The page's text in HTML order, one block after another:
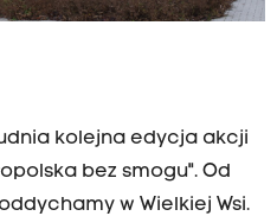
kolejna edycja akcji
bez smogu". Od
w Wielkiej Wsi.